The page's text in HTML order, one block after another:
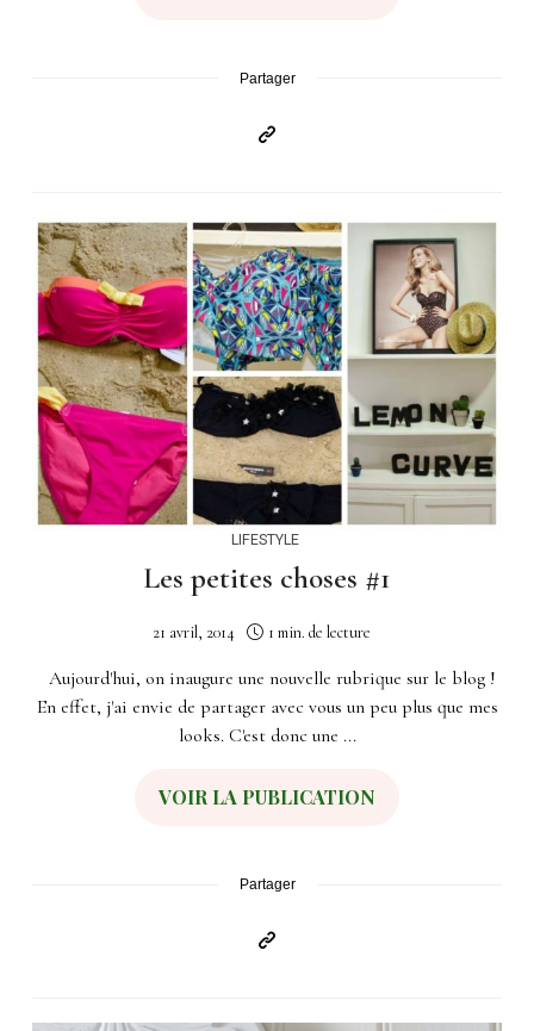
Partager
LIFESTYLE
Les petites choses #1
21 avril, 2014 1 min. de lecture
Aujourd'hui, on inaugure une nouvelle rubrique sur le blog !
En effet, j'ai envie de partager avec vous un peu plus que mes
looks. C'est donc une ...
VOIR LA PUBLICATION
Partager